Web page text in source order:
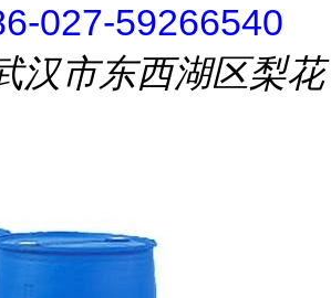
027-59266540
汉市东西湖区梨花